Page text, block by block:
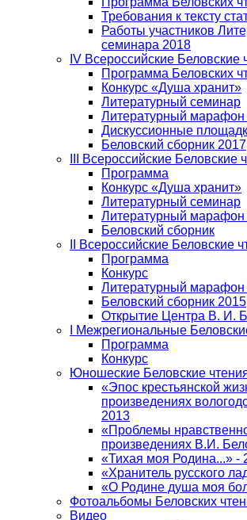
Требования к тексту
Работы участников
семинара 2018
IV Всероссийские Беловские
Программа Беловских
Конкурс «Душа хранит»
Литературный семинар
Литературный
Дискуссионные
Беловский сборник 2017
III Всероссийские Беловские
Программа
Конкурс «Душа хранит»
Литературный семинар
Литературный
Беловский сборник
II Всероссийские Беловские
Программа
Конкурс
Литературный
Беловский сборник 2015
Открытие Центра В. И.
I Межрегиональные
Программа
Конкурс
Юношеские Беловские
«Эпос крестьянской
произведениях
2013
«Проблемы
произведениях В.И.
«Тихая моя Родина...» -
«Хранитель русского
«О Родине душа моя
Фотоальбомы Беловских
Видео